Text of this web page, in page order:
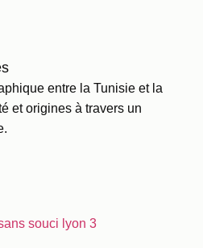
entre la Tunisie et la
et origines à travers un